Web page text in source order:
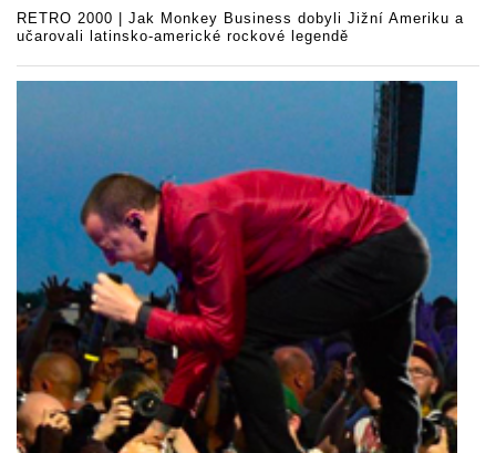
RETRO 2000 | Jak Monkey Business dobyli Jižní Ameriku a
učarovali latinsko-americké rockové legendě